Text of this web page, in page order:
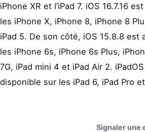
iPhone XR et l’iPad 7. iOS 16.7.16
les iPhone X, iPhone 8, iPhone 8
iPad 5. De son côté, iOS 15.8.8 est
les iPhone 6s, iPhone 6s Plus,
7G, iPad mini 4 et iPad Air 2. iPadOS
disponible sur les iPad 6, iPad Pro
Signaler une